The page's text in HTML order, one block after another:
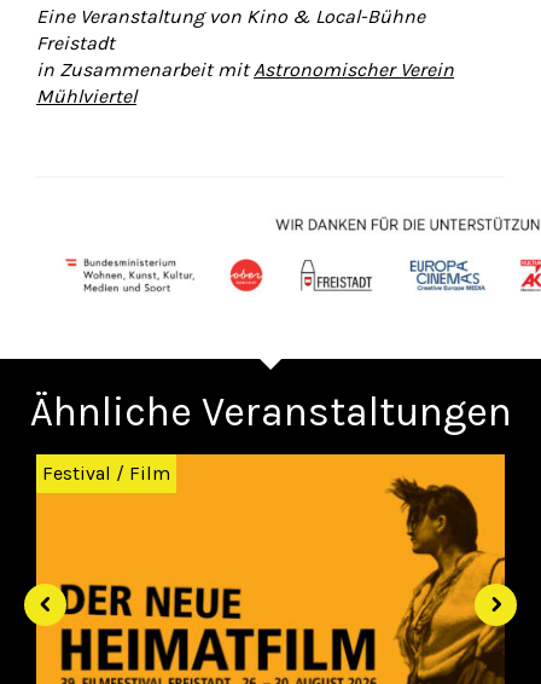
Eine Veranstaltung von Kino & Local-Bühne
Freistadt
in Zusammenarbeit mitAstronomischer Verein
Mühlviertel
Ähnliche Veranstaltungen
Zurück
Festival / Film